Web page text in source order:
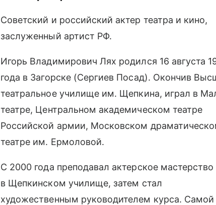
Советский и российский актер театра и кино,
заслуженный артист РФ.
Игорь Владимирович Лях родился 16 августа
года в Загорске (Сергиев Посад). Окончив
театральное училище им. Щепкина, играл в
театре, Центральном академическом театре
Российской армии, Московском
театре им. Ермоловой.
С 2000 года преподавал актерское мастерство
в Щепкинском училище, затем стал
художественным руководителем курса. Самой